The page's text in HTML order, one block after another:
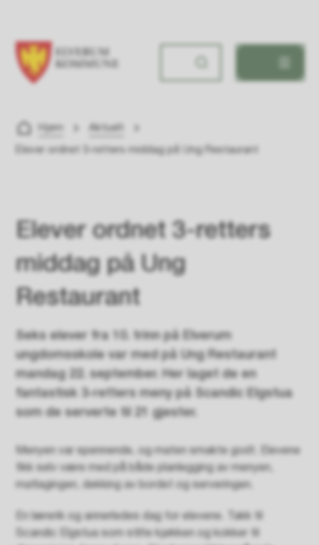
Du er her:
Elever ordnet 3-retters middag på Ung Restaurant
Elever ordnet 3-retters
middag på Ung
Restaurant
Seks elever fra 10. trinn på Elverum
ungdomsskole var med på Ung Restaurant
mandag 22. september. Her laget de en
fantastisk 3-retters meny på Scandic Elgstua
som de serverte til 21 gjester.
Menyen var spennende, og maten smakte godt. Elevene
fikk selv være med på både planlegging av menyen,
En lærerik og annerledes dag for elevene. Takk til
Scandic Elgstua som stilte kjøkken og kokker til